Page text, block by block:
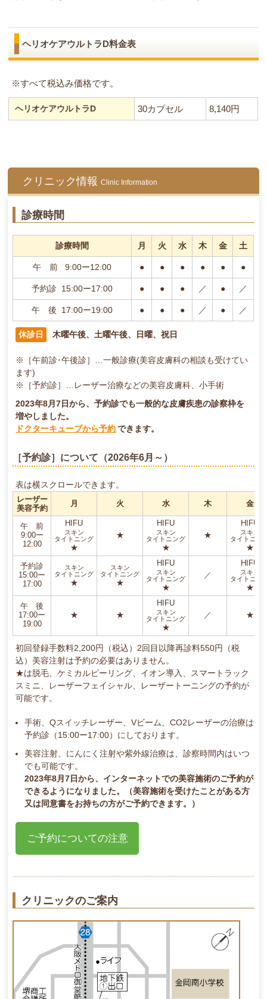
ヘリオケアウルトラD料金表
※すべて税込み価格です。
ヘリオケアウルトラD 30カプセル 8,140円
クリニック情報Clinic Information
診療時間
診療時間 月 火 水 木 金 土
午 前 9:00ー12:00 ● ● ● ● ● ●
予約診 15:00ー17:00 ● ● ● ／ ● ／
午 後 17:00ー19:00 ● ● ● ／ ● ／
休診日 木曜午後、土曜午後、日曜、祝日
※［午前診･午後診］…一般診療(美容皮膚科の相談も受けてい
ます)
※［予約診］…レーザー治療などの美容皮膚科、小手術
2023年8月7日から、予約診でも一般的な皮膚疾患の診察枠を
増やしました。
ドクターキューブから予約できます。
［予約診］について（2026年6月～）
表は横スクロールできます。
レーザー
美容予約
月 火 水 木 金
午 前
9:00ー
12:00
HIFU
スキン
タイトニング
★
★
HIFU
スキン
タイトニング
★
★
HIFU
スキン
タイトニン
★
予約診
15:00ー
17:00
スキン
タイトニング
★
スキン
タイトニング
★
HIFU
スキン
タイトニング
★
／
HIFU
スキン
タイトニン
★
午 後
17:00ー
19:00
★ ★
HIFU
スキン
タイトニング
★
／ ★
初回登録手数料2,200円（税込）2回目以降再診料550円（税
込）美容注射は予約の必要はありません。
★は脱毛、ケミカルピーリング、イオン導入、スマートラック
スミニ、レーザーフェイシャル、レーザートーニングの予約が
可能です。
手術、Qスイッチレーザー、Vビーム、CO2レーザーの治療は
予約診（15:00ー17:00）にしております。
美容注射、にんにく注射や紫外線治療は、診察時間内はいつ
でも可能です。
2023年8月7日から、インターネットでの美容施術のご予約が
できるようになりました。（美容施術を受けたことがある方
又は同意書をお持ちの方がご予約できます。）
ご予約についての注意
クリニックのご案内